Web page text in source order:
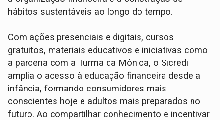
hábitos sustentáveis ao longo do tempo.
Com ações presenciais e digitais, cursos
gratuitos, materiais educativos e iniciativas como
a parceria com a Turma da Mônica, o Sicredi
amplia o acesso à educação financeira desde a
infância, formando consumidores mais
conscientes hoje e adultos mais preparados no
futuro. Ao compartilhar conhecimento e incentivar